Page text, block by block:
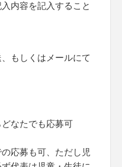
内容を記入すること
もしくはメールにて
なたでも応募可
応募も可、ただし児